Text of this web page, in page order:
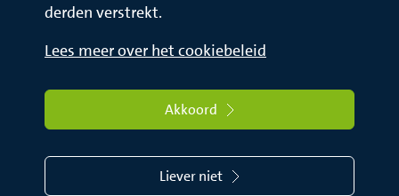
derden verstrekt.
Lees meer over het cookiebeleid
Akkoord
Liever niet